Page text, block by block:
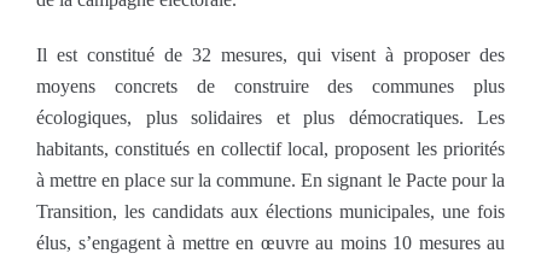
Il est constitué de 32 mesures, qui visent à proposer des
moyens concrets de construire des communes plus
écologiques, plus solidaires et plus démocratiques. Les
habitants, constitués en collectif local, proposent les priorités
à mettre en place sur la commune. En signant le Pacte pour la
Transition, les candidats aux élections municipales, une fois
élus, s’engagent à mettre en œuvre au moins 10 mesures au